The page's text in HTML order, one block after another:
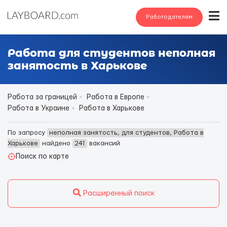
Работодателям
Работа для студентов неполная
занятость в Харькове
Работа за границей
Работа в Европе
Работа в Украине
Работа в Харькове
По запросу неполная занятость, для студентов, Работа в
Харькове
найдено 241
вакансий
Поиск по карте
Расширенный поиск